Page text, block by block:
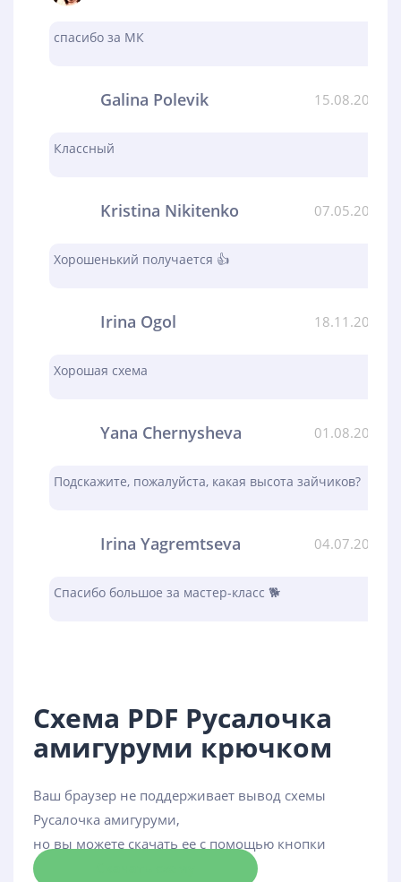
спасибо за МК
Galina Polevik 15.08.2024
Классный
Kristina Nikitenko 07.05.2024
Хорошенький получается 👍
Irina Ogol 18.11.2023
Хорошая схема
Yana Chernysheva 01.08.2023
Подскажите, пожалуйста, какая высота зайчиков?
Irina Yagremtseva 04.07.2023
Спасибо большое за мастер-класс 🐕
Схема PDF Русалочка
амигуруми крючком
Ваш браузер не поддерживает вывод схемы
Русалочка амигуруми,
но вы можете скачать ее с помощью кнопки